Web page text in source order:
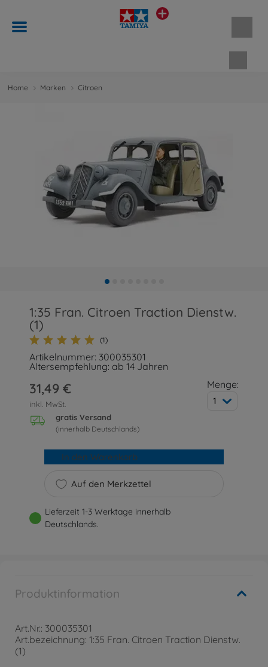
Home Marken Citroen
1:35 Fran. Citroen Traction Dienstw.
(1)
(1)
Artikelnummer: 300035301
Altersempfehlung: ab 14 Jahren
31,49 €
inkl. MwSt.
gratis Versand
(innerhalb Deutschlands)
Menge:
1
Auf den Merkzettel
In den Warenkorb
Lieferzeit 1-3 Werktage innerhalb
Deutschlands.
Produktinformation
Art.Nr.: 300035301
Art.bezeichnung: 1:35 Fran. Citroen Traction Dienstw.
(1)